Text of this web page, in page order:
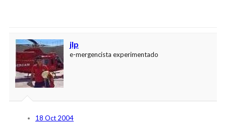
jlp
e-mergencista experimentado
18 Oct 2004